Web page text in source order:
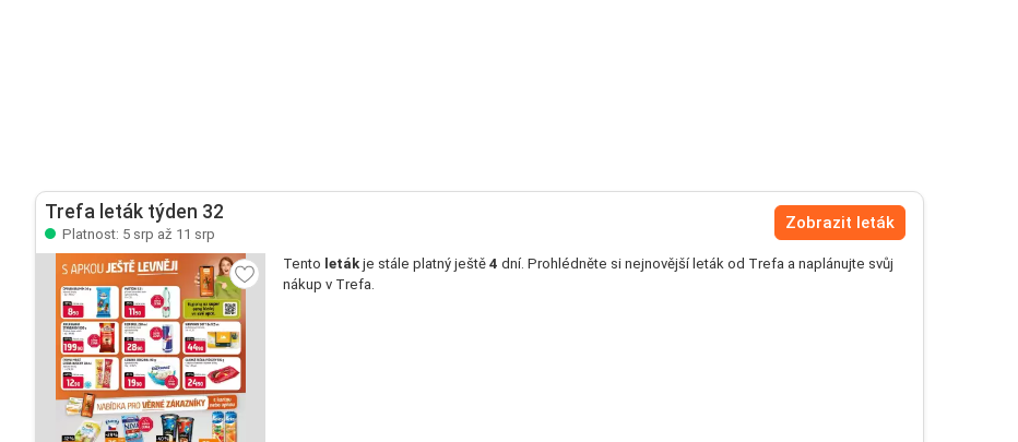
Trefa leták týden 32
Platnost: 5 srp až 11 srp
Zobrazit leták
Tento leták je stále platný ještě 4 dní. Prohlédněte si nejnovější leták od Trefa a naplánujte svůj
nákup v Trefa.